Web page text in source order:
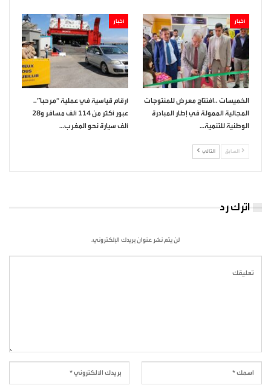
أخبار
الخميسات ..افتتاح معرض للمنتوجات
المجالية الممولة في إطار المبادرة
الوطنية للتنمية…
أخبار
أرقام قياسية في عملية “مرحبا”..
عبور أكثر من 114 ألف مسافر و28
ألف سيارة نحو المغرب…
السابق التالي
اترك رد
لن يتم نشر عنوان بريدك الإلكتروني.